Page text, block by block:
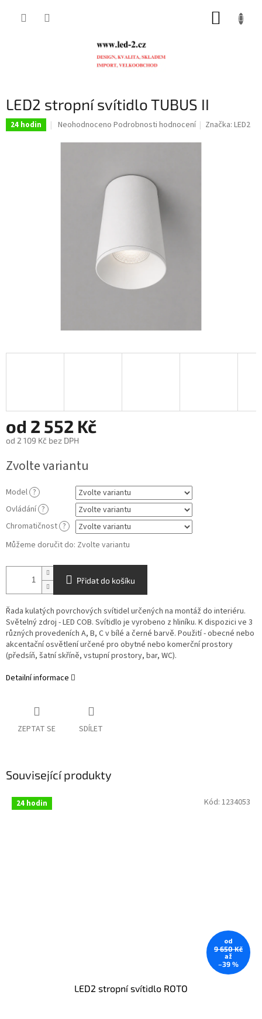
LED2 stropní svítidlo TUBUS II
24 hodin
Průměrné
produktu
Neohodnoceno Podrobnosti hodnocení Značka:LED2
od 2 552 Kč
od 2 109 Kč bez DPH
cena:
Zvolte variantu
Model ?
Ovládání ?
Chromatičnost ?
Můžeme doručit do: Zvolte variantu
Přidat do košíku
Řada kulatých povrchových svítidel určených na montáž do interiéru.
Světelný zdroj - LED COB. Svítidlo je vyrobeno z hliníku. K dispozici ve 3
různých provedeních A, B, C v bílé a černé barvě. Použití - obecné nebo
akcentační osvětlení určené pro obytné nebo komerční prostory
(předsíň, šatní skříně, vstupní prostory, bar, WC).
Detailní informace
ZEPTAT SE SDÍLET
Související produkty
24 hodin
od
9 650 Kč
až
–39 %
LED2 stropní svítidlo ROTO
Kód: 1234053